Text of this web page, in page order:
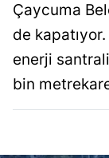
Çaycuma
de
enerji
bin